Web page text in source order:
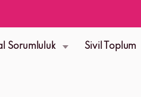
Sorumluluk Sivil Toplum